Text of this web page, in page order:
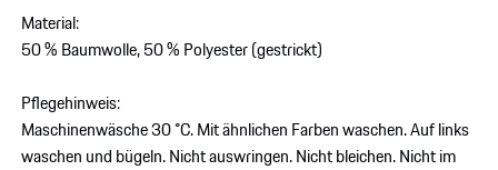
Material:
50 % Baumwolle, 50 % Polyester (gestrickt)
Pflegehinweis:
Maschinenwäsche 30 °C. Mit ähnlichen Farben waschen. Auf links
waschen und bügeln. Nicht auswringen. Nicht bleichen. Nicht im